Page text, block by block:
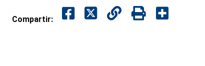
Compartir: